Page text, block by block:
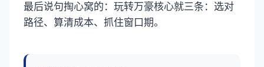
最后说句掏心窝的：玩转万豪核心就三条：选对
路径、算清成本、抓住窗口期。